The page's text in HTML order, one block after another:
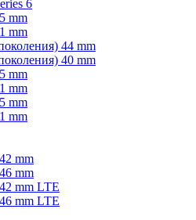
6
mm
mm
44 mm
40 mm
mm
mm
mm
mm
mm
mm
mm LTE
mm LTE